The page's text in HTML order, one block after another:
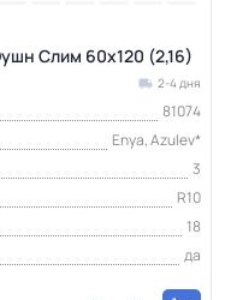
Слим 60x120 (2,16)
2-4 дня
81074
Enya, Azulev*
3
R10
18
да